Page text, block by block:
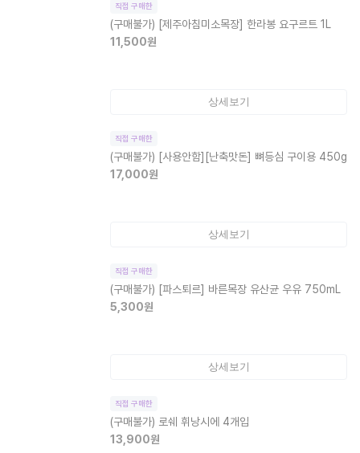
직접 구매한
(구매불가) [제주아침미소목장] 한라봉 요구르트 1L
11,500원
상세보기
직접 구매한
(구매불가) [사용안함][난축맛돈] 뼈등심 구이용 450g
17,000원
상세보기
직접 구매한
(구매불가) [파스퇴르] 바른목장 유산균 우유 750mL
5,300원
상세보기
직접 구매한
(구매불가) 로쉐 휘낭시에 4개입
13,900원